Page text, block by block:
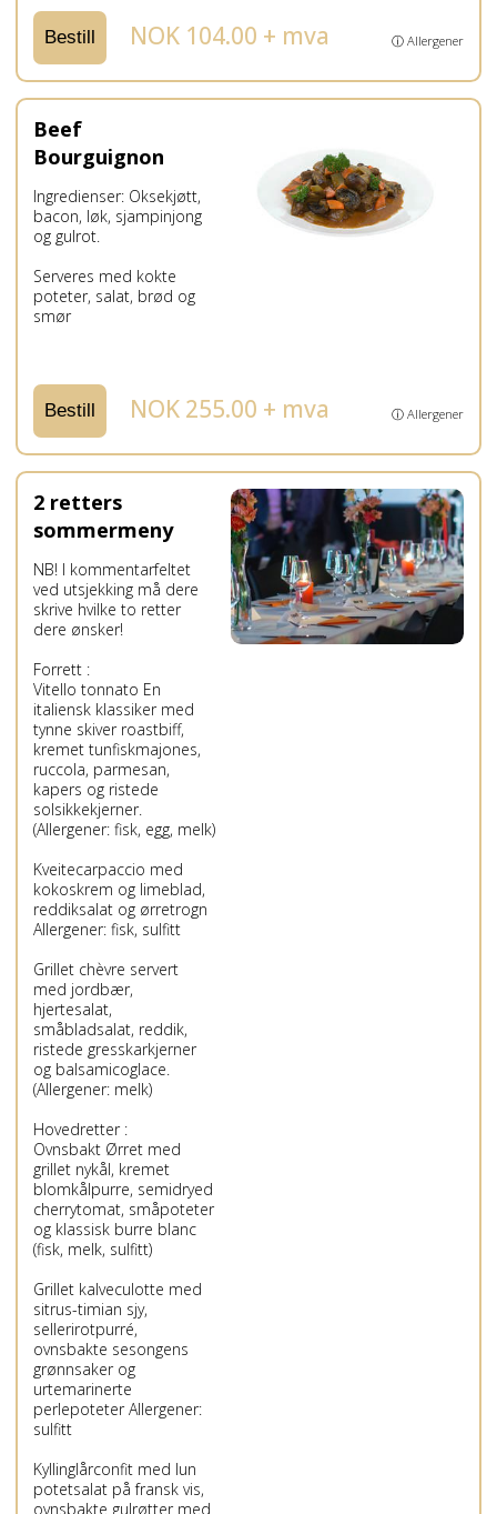
Bestill NOK 104.00 + mva ⓘ Allergener
Beef
Bourguignon
Ingredienser: Oksekjøtt,
bacon, løk, sjampinjong
og gulrot.
Serveres med kokte
poteter, salat, brød og
smør
Bestill NOK 255.00 + mva ⓘ Allergener
2 retters
sommermeny
NB! I kommentarfeltet
ved utsjekking må dere
skrive hvilke to retter
dere ønsker!
Forrett :
Vitello tonnato En
italiensk klassiker med
tynne skiver roastbiff,
kremet tunfiskmajones,
ruccola, parmesan,
kapers og ristede
solsikkekjerner.
(Allergener: fisk, egg, melk)
Kveitecarpaccio med
kokoskrem og limeblad,
reddiksalat og ørretrogn
Allergener: fisk, sulfitt
Grillet chèvre servert
med jordbær,
hjertesalat,
småbladsalat, reddik,
ristede gresskarkjerner
og balsamicoglace.
(Allergener: melk)
Hovedretter :
Ovnsbakt Ørret med
grillet nykål, kremet
blomkålpurre, semidryed
cherrytomat, småpoteter
og klassisk burre blanc
(fisk, melk, sulfitt)
Grillet kalveculotte med
sitrus-timian sjy,
sellerirotpurré,
ovnsbakte sesongens
grønnsaker og
urtemarinerte
perlepoteter Allergener:
sulfitt
Kyllinglårconfit med lun
potetsalat på fransk vis,
ovnsbakte gulrøtter med